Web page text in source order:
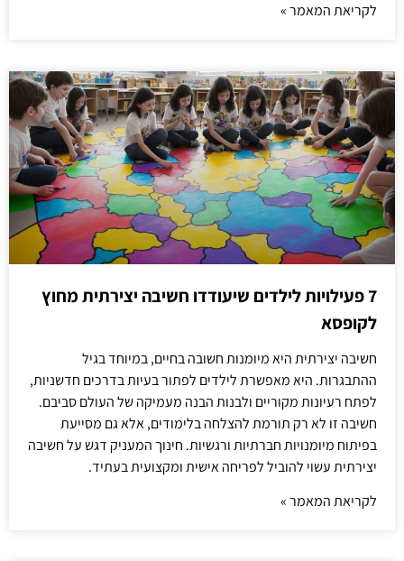
לקריאת המאמר »
7 פעילויות לילדים שיעודדו חשיבה יצירתית מחוץ
לקופסא
חשיבה יצירתית היא מיומנות חשובה בחיים, במיוחד בגיל
ההתבגרות. היא מאפשרת לילדים לפתור בעיות בדרכים חדשניות,
לפתח רעיונות מקוריים ולבנות הבנה מעמיקה של העולם סביבם.
חשיבה זו לא רק תורמת להצלחה בלימודים, אלא גם מסייעת
בפיתוח מיומנויות חברתיות ורגשיות. חינוך המעניק דגש על חשיבה
יצירתית עשוי להוביל לפריחה אישית ומקצועית בעתיד.
לקריאת המאמר »